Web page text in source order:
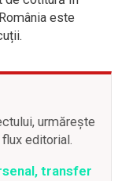
este
urmărește
editorial.
transfer